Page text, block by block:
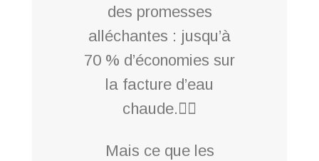
des promesses
alléchantes : jusqu’à
70 % d’économies sur
la facture d’eau
chaude.
Mais ce que les